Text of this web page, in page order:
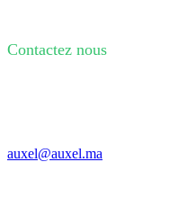
Contactez nous
auxel@auxel.ma